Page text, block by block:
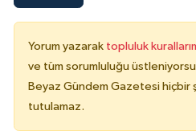
Yorum yazarak topluluk
ve tüm sorumluluğu
Beyaz Gündem Gazetesi hiçbir
tutulamaz.